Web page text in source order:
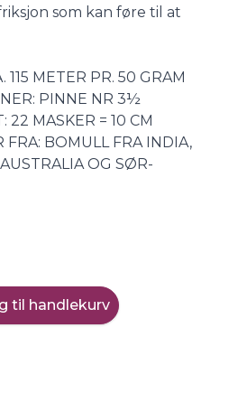
som kan føre til at
115 METER PR. 50 GRAM
PINNE NR 3½
22 MASKER = 10 CM
FRA: BOMULL FRA INDIA,
OG SØR-
til handlekurv